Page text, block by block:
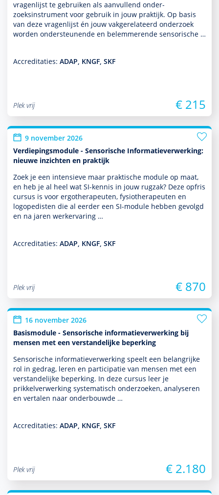
vragenlijst te gebruiken als aan­vullend onder­
zoeksinstrument voor gebruik in jouw prak­tijk. Op basis
van deze vragenlijst én jouw vakgerelateerd onder­zoek
worden onder­steunende en belemmerende sensorische …
Accreditaties: ADAP, KNGF, SKF
Plek vrij € 215
9 november 2026
Verdiepingsmodule - Sensorische Informatieverwerking:
nieuwe inzichten en praktijk
Zoek je een intensieve maar prak­tische module op maat,
en heb je al heel wat SI-kennis in jouw rugzak? Deze opfris
cursus is voor ergo­thera­peuten, fysiothera­peuten en
logopedisten die al eerder een SI-module hebben gevolgd
en na jaren werkervaring …
Accreditaties: ADAP, KNGF, SKF
Plek vrij € 870
16 november 2026
Basismodule - Sensorische informatieverwerking bij
mensen met een verstandelijke beperking
Sensorische infor­matieverwerking speelt een belang­rijke
rol in gedrag, leren en participatie van mensen met een
ver­stande­lijke beper­king. In deze cursus leer je
prikkelverwerking syste­ma­tisch onder­zoeken, analyseren
en vertalen naar onderbouwde …
Accreditaties: ADAP, KNGF, SKF
Plek vrij € 2.180